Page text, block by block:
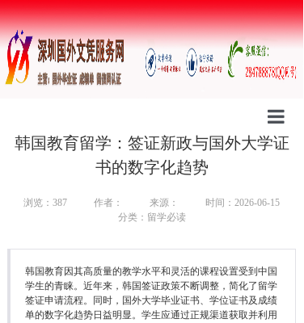
韩国教育留学：签证新政与国外大学证
书的数字化趋势
浏览：387 作者： 来源：
时间：2026-06-15
分类：留学必读
韩国教育因其高质量的教学水平和灵活的课程设置受到中国
学生的青睐。近年来，韩国签证政策不断调整，简化了留学
签证申请流程。同时，国外大学毕业证书、学位证书及成绩
单的数字化趋势日益明显。学生应通过正规渠道获取并利用
首页
防伪案